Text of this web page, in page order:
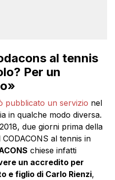
al tennis
Per un
pubblicato un servizio nel
in qualche modo diversa.
due giorni prima della
al tennis in
chiese infatti
un accredito per
e figlio di Carlo Rienzi,